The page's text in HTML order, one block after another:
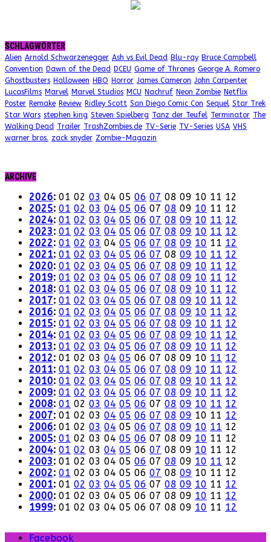
SCHLAGWÖRTER
Alien Arnold Schwarzenegger Ash vs Evil Dead Blu-ray Bruce Campbell
Convention Dawn of the Dead DCEU Game of Thrones George A. Romero
Ghostbusters Halloween HBO Horror James Cameron John Carpenter
LucasFilms Marvel Marvel Studios MCU Nachruf Neon Zombie Netflix
Poster Remake Review Ridley Scott San Diego Comic Con Sequel Star Trek
Star Wars stephen king Steven Spielberg Tanz der Teufel Terminator The
Walking Dead Trailer TrashZombies.de TV-Serie TV-Series USA VHS
warner bros. zack snyder Zombie-Magazin
ARCHIVE
2026: 01 02 03 04 05 06 07 08 09 10 11 12
2025: 01 02 03 04 05 06 07 08 09 10 11 12
2024: 01 02 03 04 05 06 07 08 09 10 11 12
2023: 01 02 03 04 05 06 07 08 09 10 11 12
2022: 01 02 03 04 05 06 07 08 09 10 11 12
2021: 01 02 03 04 05 06 07 08 09 10 11 12
2020: 01 02 03 04 05 06 07 08 09 10 11 12
2019: 01 02 03 04 05 06 07 08 09 10 11 12
2018: 01 02 03 04 05 06 07 08 09 10 11 12
2017: 01 02 03 04 05 06 07 08 09 10 11 12
2016: 01 02 03 04 05 06 07 08 09 10 11 12
2015: 01 02 03 04 05 06 07 08 09 10 11 12
2014: 01 02 03 04 05 06 07 08 09 10 11 12
2013: 01 02 03 04 05 06 07 08 09 10 11 12
2012: 01 02 03 04 05 06 07 08 09 10 11 12
2011: 01 02 03 04 05 06 07 08 09 10 11 12
2010: 01 02 03 04 05 06 07 08 09 10 11 12
2009: 01 02 03 04 05 06 07 08 09 10 11 12
2008: 01 02 03 04 05 06 07 08 09 10 11 12
2007: 01 02 03 04 05 06 07 08 09 10 11 12
2006: 01 02 03 04 05 06 07 08 09 10 11 12
2005: 01 02 03 04 05 06 07 08 09 10 11 12
2004: 01 02 03 04 05 06 07 08 09 10 11 12
2003: 01 02 03 04 05 06 07 08 09 10 11 12
2002: 01 02 03 04 05 06 07 08 09 10 11 12
2001: 01 02 03 04 05 06 07 08 09 10 11 12
2000: 01 02 03 04 05 06 07 08 09 10 11 12
1999: 01 02 03 04 05 06 07 08 09 10 11 12
Facebook